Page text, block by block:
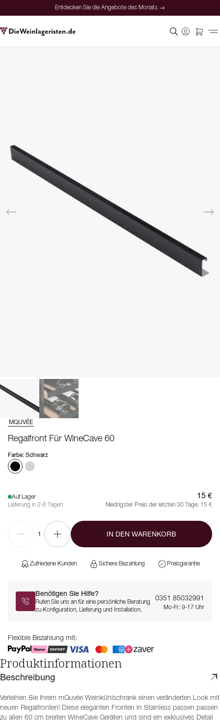
Entdecken Sie die Angebote des Monats →
MQUVÉE
Regalfront Für WineCave 60
Farbe: Schwarz
Auf Lager
Lieferung in 2-6 Tagen
15 €
Niedrigster Preis der letzten 30 Tage: 15 €
1 IN DEN WARENKORB
Zufriedene Kunden Sichere Bezahlung Preisgarantie
Benötigen Sie Hilfe?
Rufen Sie uns an für eine persönliche Beratung
zu Konfiguration, Lieferung und Installation.
0351 85032991
Mo-Fr: 9-17 Uhr
Flexible Bezahlung mit:
Produktinformationen
Beschreibung
Verleihen Sie Ihrem mQuvée Weinkühlschrank einen veränderten Look mit
neuen Regalfronten! Diese eleganten Fronten in Stainless passen passen
zu allen 60 cm breiten WineCave Geräten und sind ein exklusives Detail